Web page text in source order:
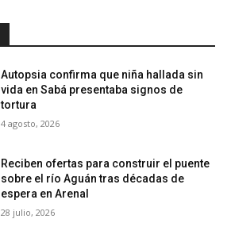
Autopsia confirma que niña hallada sin
vida en Sabá presentaba signos de
tortura
4 agosto, 2026
Reciben ofertas para construir el puente
sobre el río Aguán tras décadas de
espera en Arenal
28 julio, 2026